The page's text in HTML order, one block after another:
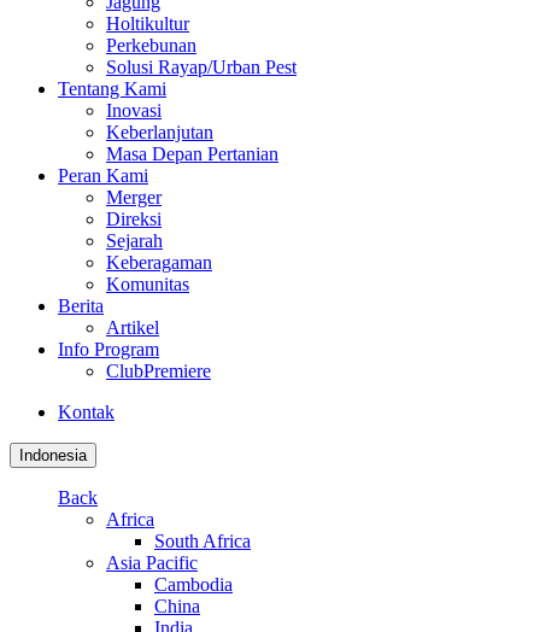
Holtikultur
Perkebunan
Solusi Rayap/Urban Pest
Tentang Kami
Inovasi
Keberlanjutan
Masa Depan Pertanian
Peran Kami
Merger
Direksi
Sejarah
Keberagaman
Komunitas
Berita
Artikel
Info Program
ClubPremiere
Kontak
Indonesia
Back
Africa
South Africa
Asia Pacific
Cambodia
China